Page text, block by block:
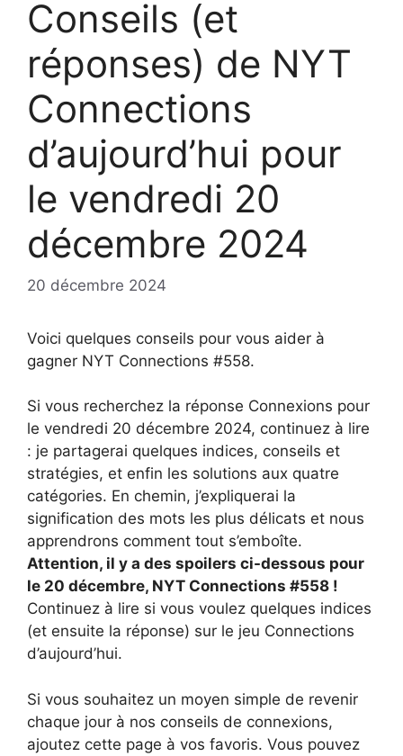
Conseils (et
réponses) de NYT
Connections
d’aujourd’hui pour
le vendredi 20
décembre 2024
20 décembre 2024
Voici quelques conseils pour vous aider à
gagner NYT Connections #558.
Si vous recherchez la réponse Connexions pour
le vendredi 20 décembre 2024, continuez à lire
: je partagerai quelques indices, conseils et
stratégies, et enfin les solutions aux quatre
catégories. En chemin, j’expliquerai la
signification des mots les plus délicats et nous
apprendrons comment tout s’emboîte.
Attention, il y a des spoilers ci-dessous pour
le 20 décembre, NYT Connections #558 !
Continuez à lire si vous voulez quelques indices
(et ensuite la réponse) sur le jeu Connections
d’aujourd’hui.
Si vous souhaitez un moyen simple de revenir
chaque jour à nos conseils de connexions,
ajoutez cette page à vos favoris. Vous pouvez